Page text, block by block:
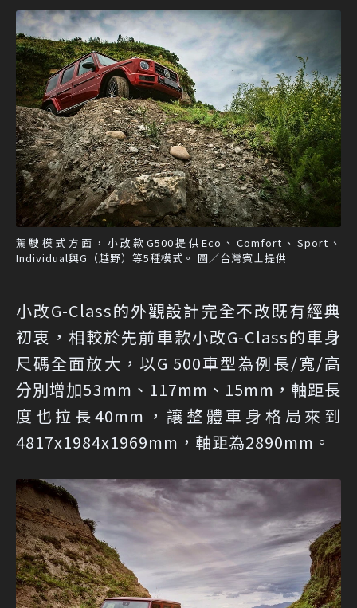
駕駛模式方面，小改款G500提供Eco、Comfort、Sport、
Individual與G（越野）等5種模式。 圖／台灣賓士提供
小改G-Class的外觀設計完全不改既有經典
初衷，相較於先前車款小改G-Class的車身
尺碼全面放大，以G 500車型為例長/寬/高
分別增加53mm、117mm、15mm，軸距長
度也拉長40mm，讓整體車身格局來到
4817x1984x1969mm，軸距為2890mm。